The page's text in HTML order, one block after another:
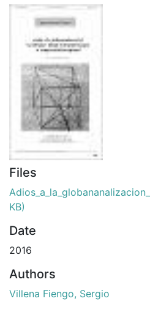
Files
KB)
Date
2016
Authors
Villena Fiengo, Sergio